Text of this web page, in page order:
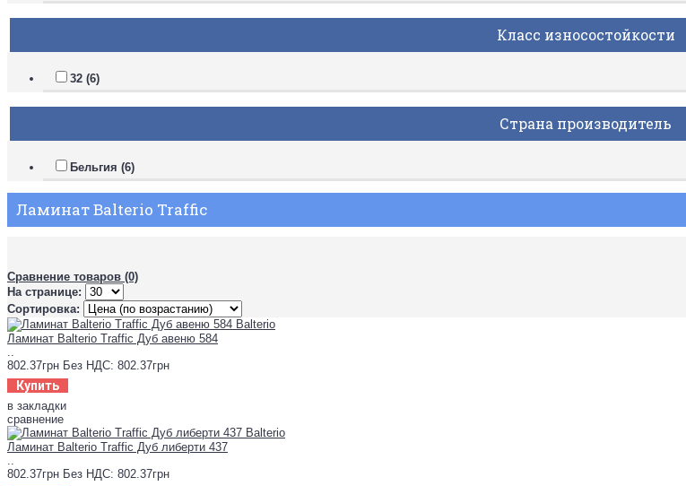
Класс износостойкости
32 (6)
Страна производитель
Бельгия (6)
Ламинат Balterio Traffic
Сравнение товаров (0)
На странице:
Сортировка:
Ламинат Balterio Traffic Дуб авеню 584
..
802.37грн Без НДС: 802.37грн
Купить
в закладки
сравнение
Ламинат Balterio Traffic Дуб либерти 437
..
802.37грн Без НДС: 802.37грн